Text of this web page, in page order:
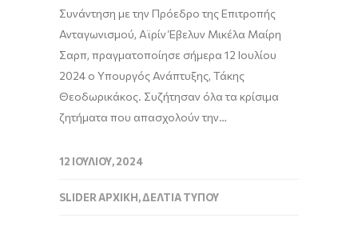
Συνάντηση με την Πρόεδρο της Επιτροπής
Ανταγωνισμού, Αϊρίν Έβελυν Μικέλα Μαίρη
Σαρπ, πραγματοποίησε σήμερα 12 Ιουλίου
2024 ο Υπουργός Ανάπτυξης, Τάκης
Θεοδωρικάκος. Συζήτησαν όλα τα κρίσιμα
ζητήματα που απασχολούν την…
12 ΙΟΥΛΊΟΥ, 2024
SLIDER ΑΡΧΙΚΉ,ΔΕΛΤΊΑ ΤΎΠΟΥ